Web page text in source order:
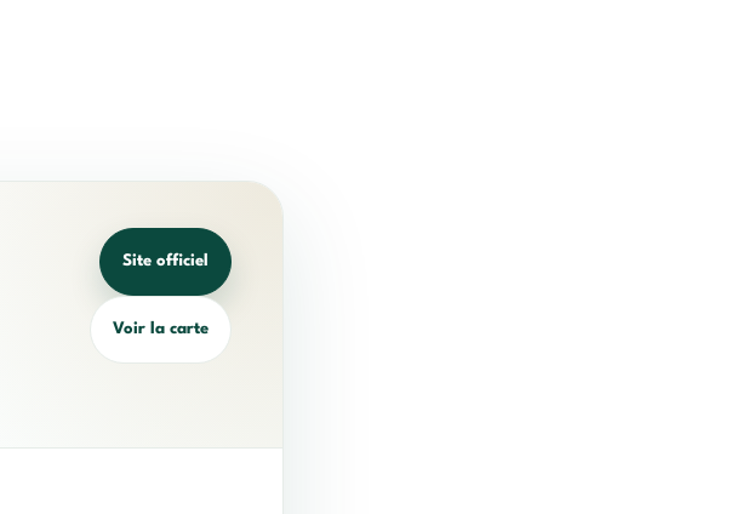
Site officiel
Voir la carte